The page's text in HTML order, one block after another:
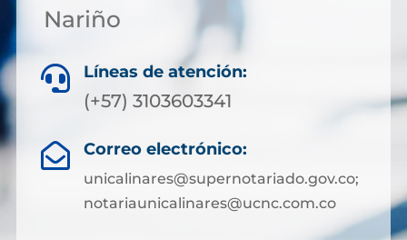
Nariño
 Líneas de atención:
(+57) 3103603341
 Correo electrónico:
unicalinares@supernotariado.gov.co;
notariaunicalinares@ucnc.com.co